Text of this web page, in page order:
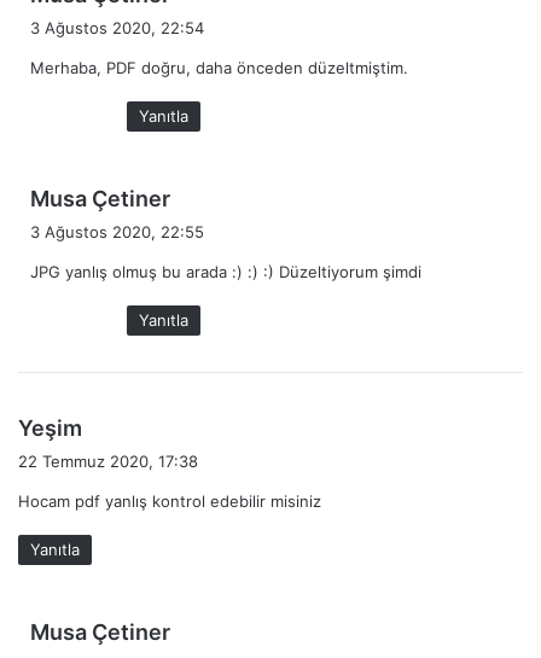
i
k
i
3 Ağustos 2020, 22:54
Merhaba, PDF doğru, daha önceden düzeltmiştim.
Yanıtla
Musa Çetiner
i
k
i
3 Ağustos 2020, 22:55
JPG yanlış olmuş bu arada :) :) :) Düzeltiyorum şimdi
Yanıtla
Yeşim
i
k
i
22 Temmuz 2020, 17:38
Hocam pdf yanlış kontrol edebilir misiniz
Yanıtla
Musa Çetiner